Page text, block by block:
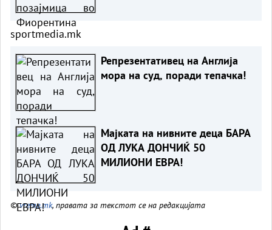
sportmedia.mk
Репрезентативец на Англија
мора на суд, поради тепачка!
Мајката на нивните деца БАРА
ОД ЛУКА ДОНЧИЌ 50
МИЛИОНИ ЕВРА!
©vreme.mk, правата за текстот се на редакцијата